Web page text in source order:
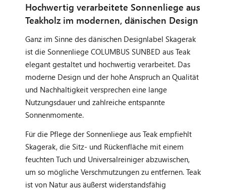
Hochwertig verarbeitete Sonnenliege aus
Teakholz im modernen, dänischen Design
Ganz im Sinne des dänischen Designlabel Skagerak
ist die Sonnenliege COLUMBUS SUNBED aus Teak
elegant gestaltet und hochwertig verarbeitet. Das
moderne Design und der hohe Anspruch an Qualität
und Nachhaltigkeit versprechen eine lange
Nutzungsdauer und zahlreiche entspannte
Sonnenmomente.
Für die Pflege der Sonnenliege aus Teak empfiehlt
Skagerak, die Sitz- und Rückenfläche mit einem
feuchten Tuch und Universalreiniger abzuwischen,
um so mögliche Verschmutzungen zu entfernen. Teak
ist von Natur aus äußerst widerstandsfähig